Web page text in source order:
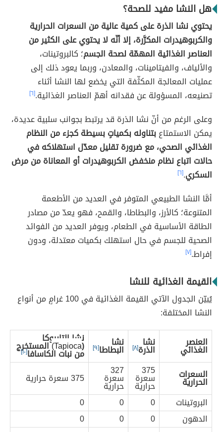
هل النشا مفيد للصحة؟
يحتوي نشا الذرة على كمية عالية من السعرات الحرارية
والكربوهيدرات المكرَّرة، إلا أنّه لا يحتوي على الكثير من
العناصر الغذائية المهمّة لصحة الجسم؛ كالبروتينات،
والألياف، والفيتامينات، والمعادن، وربما يعود ذلك إلى
عمليات المعالجة المكثّفة التي يخضع لها النشا أثناء
تصنيعه، المسؤولة عن فقدانه أهمّ العناصر الغذائية.[٦]
وعلى الرغم من أنّ نشا الذرة قد يرتبط بجوانب سلبية عديدة،
يمكن الاستمتاعبتناوله بكمياتٍ بسيطة كجزء من النظام
الغذائي الصحي، مع ضرورة تقليل معدّل استهلاكه في
حالات اتباع نظام منخفض الكربوهيدرات أو المعاناة من مرض
السكري.[٦]
أمَّا النشا الطبيعي المتوفر في العديد من الأطعمة
المتنوعة؛ كالأرز، والبطاطا، والقمح، فهو يعدّ من مصادر
الطاقة الأساسية في الطعام، ويوفر العديد من الفوائد
الصحية للجسم في حال استهلك بكميات معتدلة، ودون
إفراط.[٧]
القيمة الغذائية للنشا
يُبيّن الجدول الآتي القيمة الغذائية في 100 غرامٍ من أنواع
النشا المختلفة:
العنصر
الغذائي
نشا
الذرة[٨] نشا
البطاطا[٩]
نشا التابيوكا
(
Tapioca)المستخرج
من نبات الكاسافا[١٠]
السعرات
الحرارية
375
سعرة
حرارية
327
سعرة
حرارية
375 سعرة حرارية
البروتينات
0
0
0
الدهون
0
0
0